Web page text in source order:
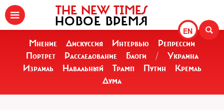
EN
THE NEW TIMES
НОВОЕ ВРЕМЯ
Мнение Дискуссия Интервью
Репрессии
Портрет
Расследование Блоги /
Украина
Израиль
Навальный Трамп Путин
Кремль
Дума